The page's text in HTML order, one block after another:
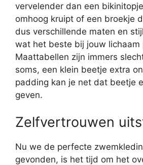
vervelender dan een
omhoog kruipt of een broekje
dus verschillende maten en
wat het beste bij jouw lichaam
Maattabellen zijn immers
soms, een klein beetje extra
padding kan je net dat beetje
geven.
Zelfvertrouwen
Nu we de perfecte
gevonden, is het tijd om het